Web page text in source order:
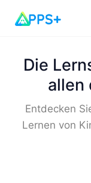
Die
allen
Entdecken
Lernen von